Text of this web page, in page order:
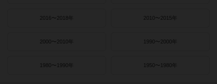
2016〜2018年 2010〜2015年
2000〜2010年 1990〜2000年
1980〜1990年 1950〜1980年